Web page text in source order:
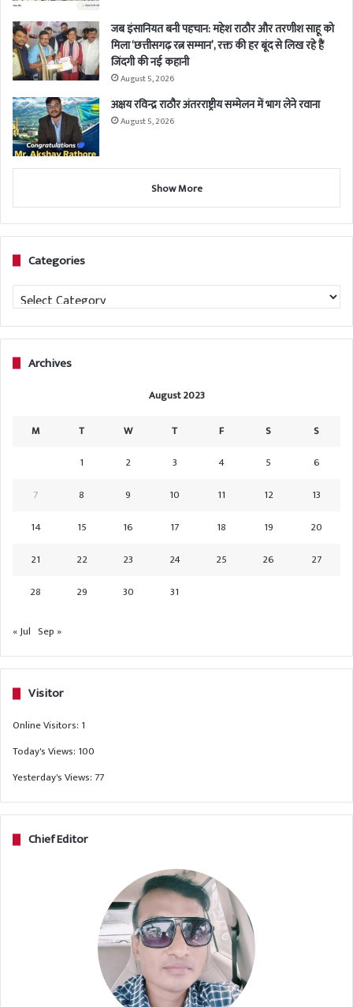
जब इंसानियत बनी पहचान: महेश राठौर और तरणीश साहू को
मिला ‘छत्तीसगढ़ रत्न सम्मान’, रक्त की हर बूंद से लिख रहे हैं
जिंदगी की नई कहानी
August 5, 2026
अक्षय रविन्द्र राठौर अंतरराष्ट्रीय सम्मेलन में भाग लेने रवाना
August 5, 2026
Show More
Categories
Categories
Archives
August 2023
M T W T F S
S
1
2 3 4 5
6
7
8 9 10 11 12
13
14
15 16 17 18 19
20
21
22 23 24 25 26
27
28
29 30 31
« Jul Sep »
Visitor
Online Visitors: 1
Today's Views: 100
Yesterday's Views: 77
Chief Editor